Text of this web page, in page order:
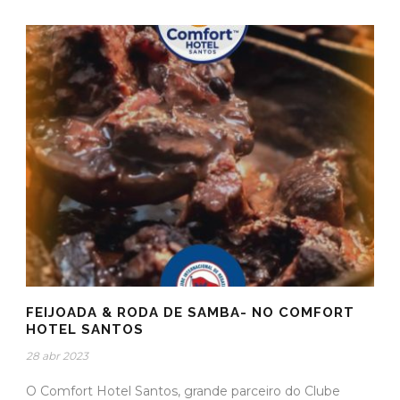
FEIJOADA & RODA DE SAMBA- NO COMFORT
HOTEL SANTOS
28 abr 2023
O Comfort Hotel Santos, grande parceiro do Clube